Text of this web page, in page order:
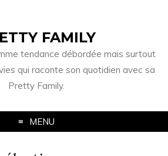
FAMILY
tendance débordée mais surtout
qui raconte son quotidien avec sa
Pretty Family.
MENU